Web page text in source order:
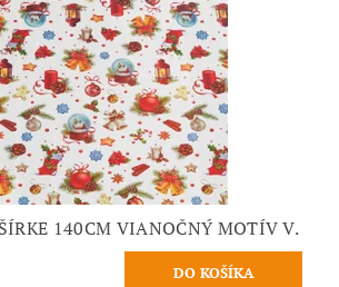
140CM VIANOČNÝ MOTÍV V.